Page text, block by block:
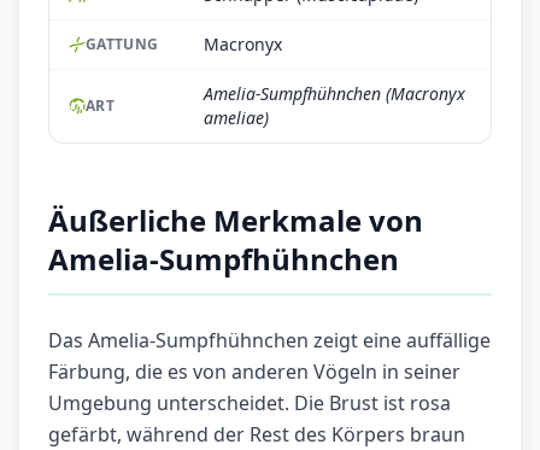
GATTUNG Macronyx
ART
Amelia-Sumpfhühnchen (Macronyx
ameliae)
Äußerliche Merkmale von
Amelia-Sumpfhühnchen
Das Amelia-Sumpfhühnchen zeigt eine auffällige
Färbung, die es von anderen Vögeln in seiner
Umgebung unterscheidet. Die Brust ist rosa
gefärbt, während der Rest des Körpers braun